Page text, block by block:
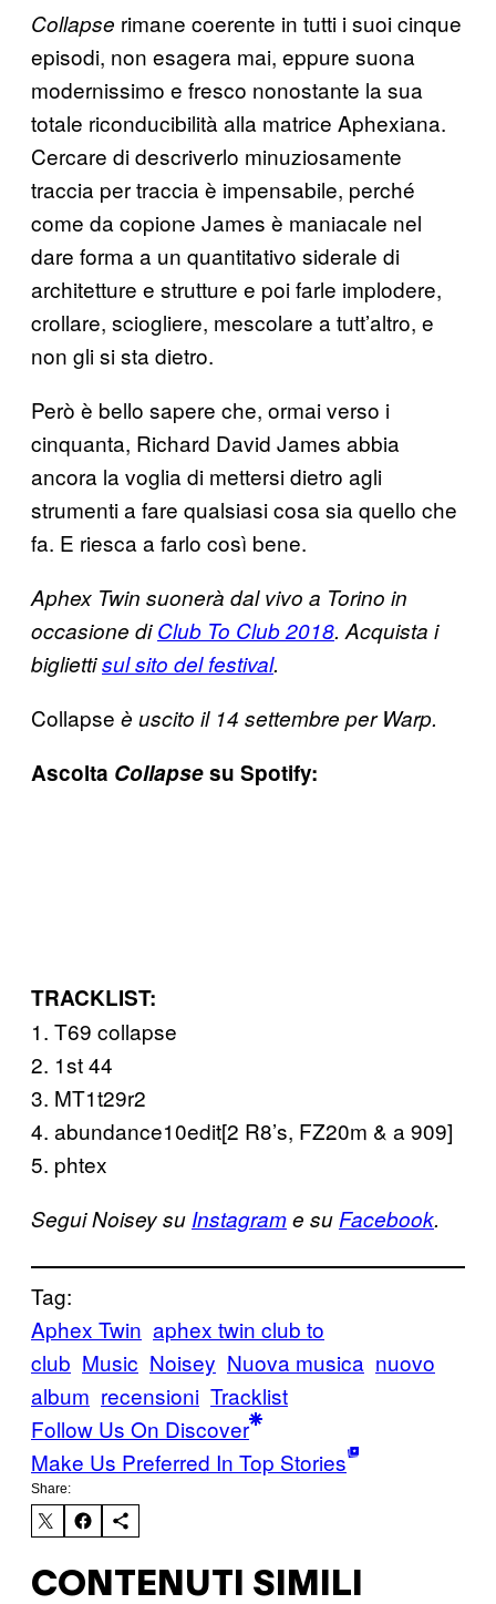
Collapse rimane coerente in tutti i suoi cinque
episodi, non esagera mai, eppure suona
modernissimo e fresco nonostante la sua
totale riconducibilità alla matrice Aphexiana.
Cercare di descriverlo minuziosamente
traccia per traccia è impensabile, perché
come da copione James è maniacale nel
dare forma a un quantitativo siderale di
architetture e strutture e poi farle implodere,
crollare, sciogliere, mescolare a tutt’altro, e
non gli si sta dietro.
Però è bello sapere che, ormai verso i
cinquanta, Richard David James abbia
ancora la voglia di mettersi dietro agli
strumenti a fare qualsiasi cosa sia quello che
fa. E riesca a farlo così bene.
Aphex Twin suonerà dal vivo a Torino in
occasione diClub To Club 2018. Acquista i
bigliettisul sito del festival.
Collapse è uscito il 14 settembre per Warp.
Ascolta Collapsesu Spotify:
TRACKLIST:
1. T69 collapse
2. 1st 44
3. MT1t29r2
4. abundance10edit[2 R8’s, FZ20m & a 909]
5. phtex
Segui Noisey su Instagrame su Facebook.
Tag:
Aphex Twin aphex twin club to
club Music Noisey Nuova musica nuovo
album recensioni Tracklist
Follow Us On Discover
Make Us Preferred In Top Stories
Share:
CONTENUTI SIMILI